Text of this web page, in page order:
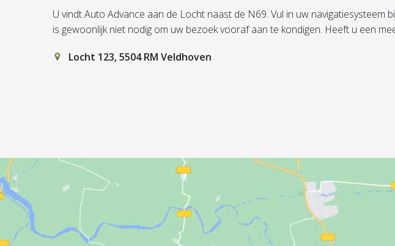
U vindt Auto Advance aan de Locht naast de N69. Vul in uw navigatiesysteem
is gewoonlijk niet nodig om uw bezoek vooraf aan te kondigen. Heeft u een
Locht 123, 5504 RM Veldhoven